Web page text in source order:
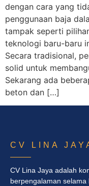
dengan cara yang
penggunaan baja
tampak seperti
teknologi baru-baru
Secara tradisional,
solid untuk
Sekarang ada
beton dan […]
CV LINA
CV Lina Jaya adalah
berpengalaman